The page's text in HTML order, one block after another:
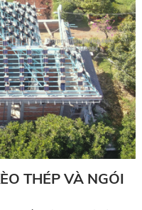
THÉP VÀ NGÓI